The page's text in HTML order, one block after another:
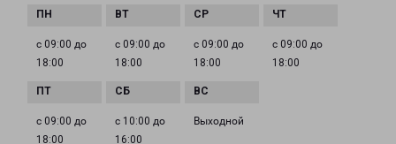
с 09:00 до
18:00
с 09:00 до
18:00
с 09:00 до
18:00
с 09:00 до
18:00
с 09:00 до
18:00
с 10:00 до
16:00
Выходной